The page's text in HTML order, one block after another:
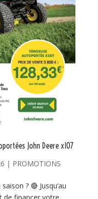
John Deere x107
| PROMOTIONS
? 🔴 Jusqu’au